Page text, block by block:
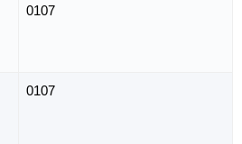
0107
0107